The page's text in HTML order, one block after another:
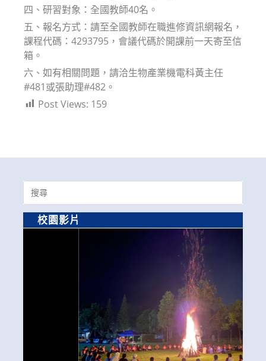
四、研習對象：全國教師40名。
五、報名方式：請至全國教師在職進修資訊網報名，
課程代碼：4293795，會議代碼於開課前一天寄至信
箱。
六、如有相關問題，請洽生物產業機電科黃主任
#481或張助理#482。
Post Views: 159
Search
for:
校園影片